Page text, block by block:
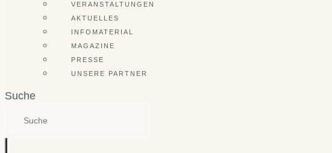
VERANSTALTUNGEN
AKTUELLES
INFOMATERIAL
MAGAZINE
PRESSE
UNSERE PARTNER
Suche